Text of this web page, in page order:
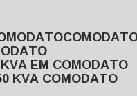
EM COMODATO
KVA COMODATO